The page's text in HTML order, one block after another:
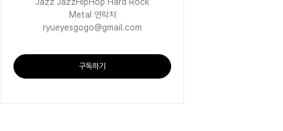
Metal 연락처
ryueyesgogo@gmail.com
구독하기